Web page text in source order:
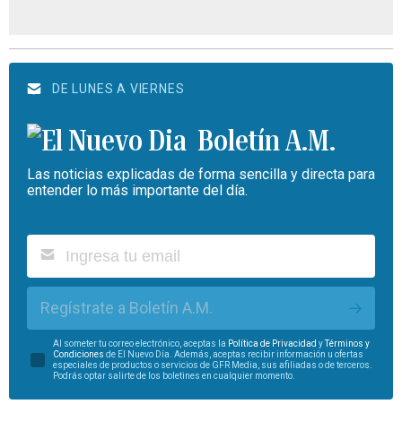
DE LUNES A VIERNES
Boletín A.M.
Las noticias explicadas de forma sencilla y directa para
entender lo más importante del día.
Regístrate a Boletín A.M.
Al someter tu correo electrónico, aceptas la Política de Privacidad yTérminos y
Condiciones de El Nuevo Día. Además, aceptas recibir información u ofertas
especiales de productos o servicios de GFR Media, sus afiliadas o de terceros.
Podrás optar salirte de los boletines en cualquier momento.